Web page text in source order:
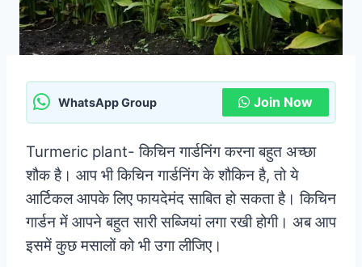
WhatsApp Group Join Now
Turmeric plant- किचिन गार्डनिंग करना बहुत अच्छा
शौक है। आप भी किचिन गार्डनिंग के शौकिन है, तो ये
आर्टिकल आपके लिए फायदेमंद साबित हो सकता है। किचिन
गार्डन में आपने बहुत सारी सब्जियां लगा रखी होगी। अब आप
इसमें कुछ मसालों को भी उगा लीजिए।